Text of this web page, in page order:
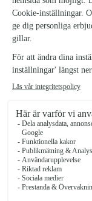
LYXIG PÅSE
89 kr